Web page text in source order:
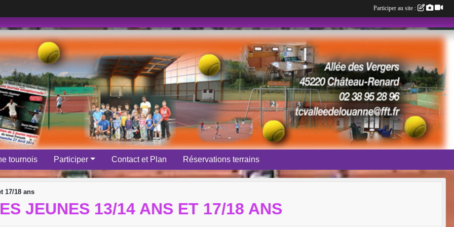
tournois Participer Contact et Plan Réservations terrains
17/18 ans
JEUNES 13/14 ANS ET 17/18 ANS
Participer au site :